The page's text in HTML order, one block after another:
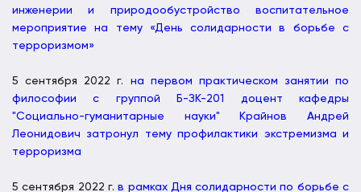
инженерии и природообустройство воспитательное
мероприятие на тему «День солидарности в борьбе с
терроризмом»
5 сентября 2022 г. на первом практическом занятии по
философии с группой Б-ЗК-201 доцент кафедры
"Социально-гуманитарные науки" Крайнов Андрей
Леонидович затронул тему профилактики экстремизма и
терроризма
5 сентября 2022 г.в рамках Дня солидарности по борьбе с